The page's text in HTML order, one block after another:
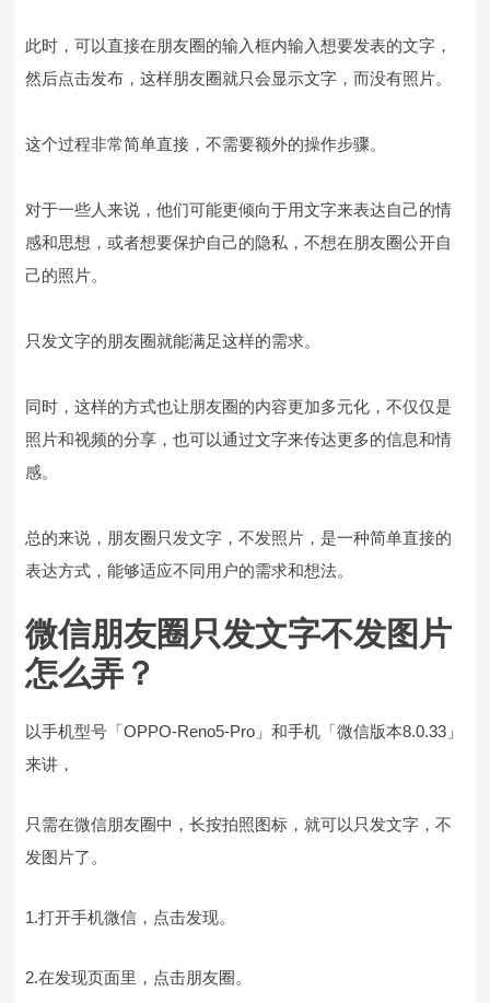
此时，可以直接在朋友圈的输入框内输入想要发表的文字，
然后点击发布，这样朋友圈就只会显示文字，而没有照片。
这个过程非常简单直接，不需要额外的操作步骤。
对于一些人来说，他们可能更倾向于用文字来表达自己的情
感和思想，或者想要保护自己的隐私，不想在朋友圈公开自
己的照片。
只发文字的朋友圈就能满足这样的需求。
同时，这样的方式也让朋友圈的内容更加多元化，不仅仅是
照片和视频的分享，也可以通过文字来传达更多的信息和情
感。
总的来说，朋友圈只发文字，不发照片，是一种简单直接的
表达方式，能够适应不同用户的需求和想法。
微信朋友圈只发文字不发图片
怎么弄？
以手机型号「OPPO-Reno5-Pro」和手机「微信版本8.0.33」
来讲，
只需在微信朋友圈中，长按拍照图标，就可以只发文字，不
发图片了。
1.打开手机微信，点击发现。
2.在发现页面里，点击朋友圈。